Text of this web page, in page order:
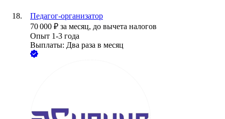
Педагог-организатор
70 000 ₽ за месяц, до вычета налогов
Опыт 1-3 года
Выплаты: Два раза в месяц